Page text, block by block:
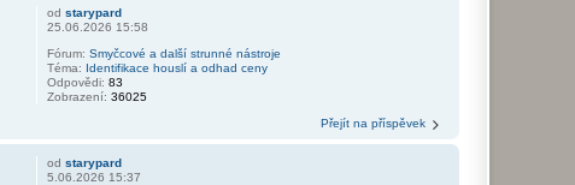
odstarypard
25.06.2026 15:58
Fórum:Smyčcové a další strunné nástroje
Téma: Identifikace houslí a odhad ceny
Odpovědi:83
Zobrazení:36025
Přejít na příspěvek
odstarypard
5.06.2026 15:37